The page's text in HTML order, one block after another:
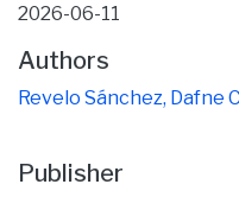
2026-06-11
Authors
Revelo Sánchez, Dafne
Publisher